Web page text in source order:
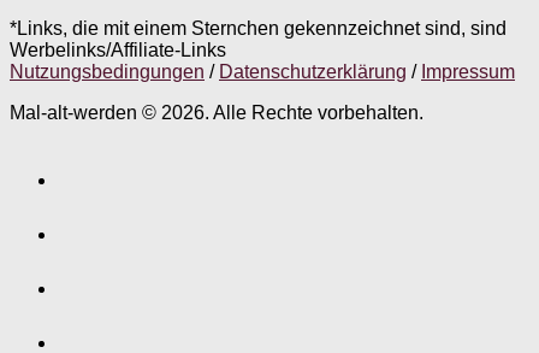
*Links, die mit einem Sternchen gekennzeichnet sind, sind
Werbelinks/Affiliate-Links
Nutzungsbedingungen / Datenschutzerklärung / Impressum
Mal-alt-werden © 2026. Alle Rechte vorbehalten.